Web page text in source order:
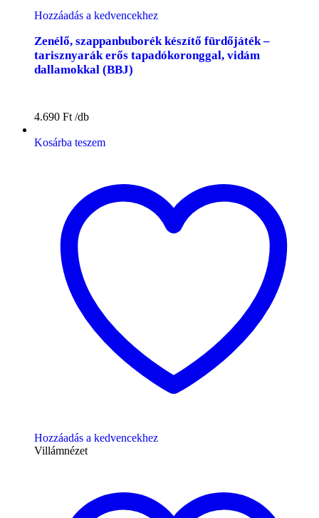
Hozzáadás a kedvencekhez
Zenélő, szappanbuborék készítő fürdőjáték –
tarisznyarák erős tapadókoronggal, vidám
dallamokkal (BBJ)
4.690 Ft
Kosárba teszem
Hozzáadás a kedvencekhez
Villámnézet